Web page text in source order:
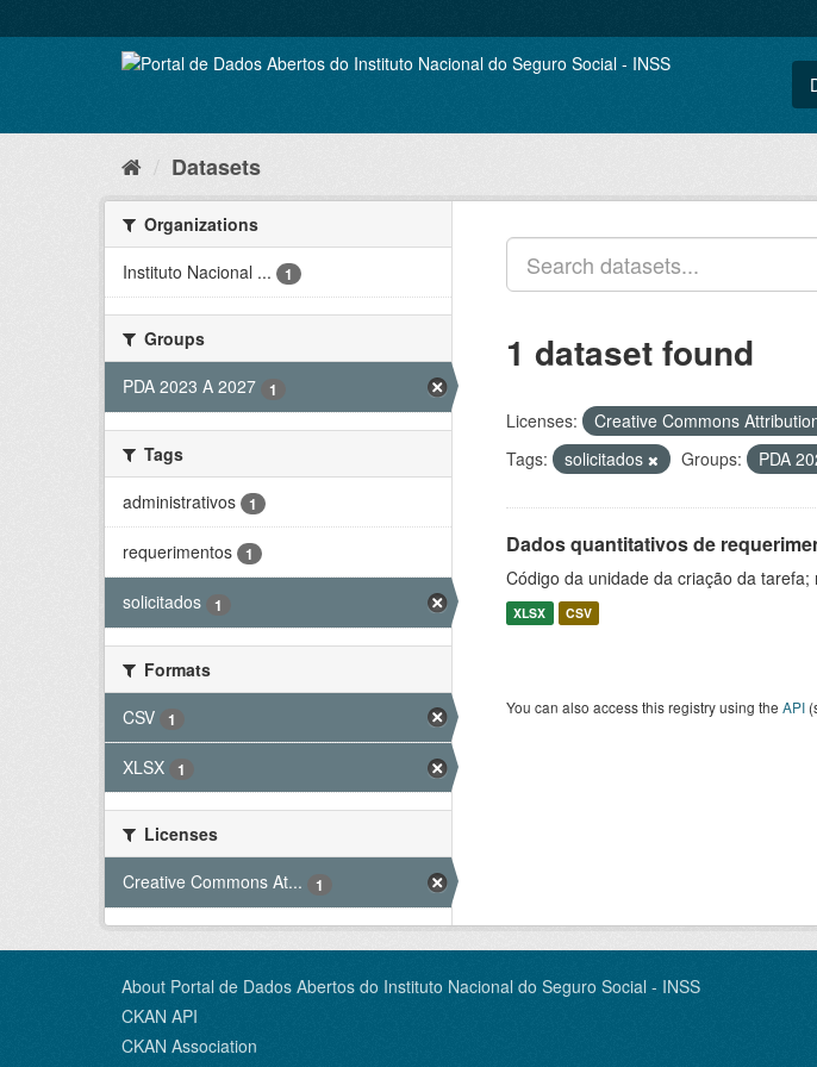
to
Datasets
Organizations
Instituto Nacional ...
1
Groups
PDA 2023 A 2027
1
Tags
administrativos
1
requerimentos 1
solicitados 1
Formats
CSV
1
XLSX 1
Licenses
Creative Commons At...
1
1 dataset found
Licenses: Creative Commons
Tags:
solicitados Groups: PDA
Dados quantitativos de
Código da unidade da criação da
XLSX CSV
You can also access this registry using the API
About Portal de Dados Abertos do Instituto Nacional do Seguro Social - INSS
CKAN API
CKAN Association